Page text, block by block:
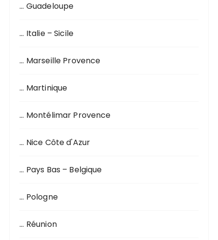
… Guadeloupe
… Italie – Sicile
… Marseille Provence
… Martinique
… Montélimar Provence
… Nice Côte d'Azur
… Pays Bas – Belgique
… Pologne
… Réunion